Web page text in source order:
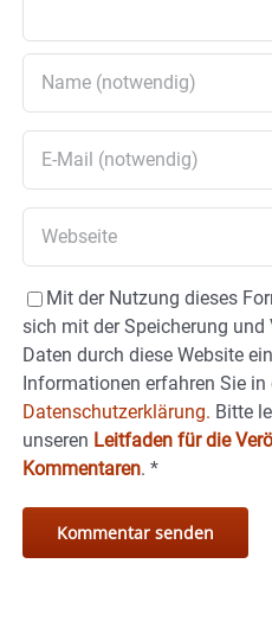
Mit der Nutzung dieses
sich mit der Speicherung und
Daten durch diese Website
Informationen erfahren Sie in
Datenschutzerklärung. Bitte
unseren Leitfaden für die
Kommentaren. *